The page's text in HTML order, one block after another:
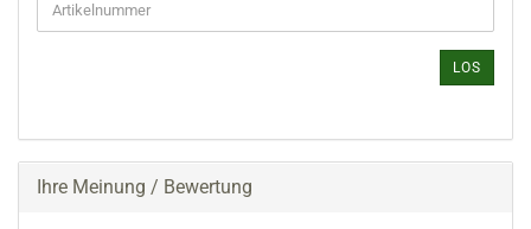
SIE
DIE
EIN.
LOS
Ihre Meinung / Bewertung